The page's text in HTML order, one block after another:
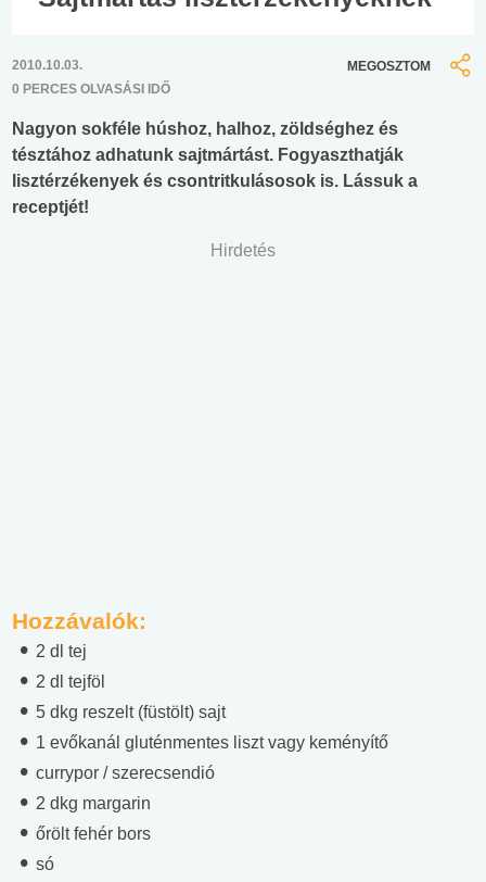
2010.10.03.
0 PERCES OLVASÁSI IDŐ
MEGOSZTOM
Nagyon sokféle húshoz, halhoz, zöldséghez és
tésztához adhatunk sajtmártást. Fogyaszthatják
lisztérzékenyek és csontritkulásosok is. Lássuk a
receptjét!
Hirdetés
Hozzávalók:
2 dl tej
2 dl tejföl
5 dkg reszelt (füstölt) sajt
1 evőkanál gluténmentes liszt vagy keményítő
currypor / szerecsendió
2 dkg margarin
őrölt fehér bors
só